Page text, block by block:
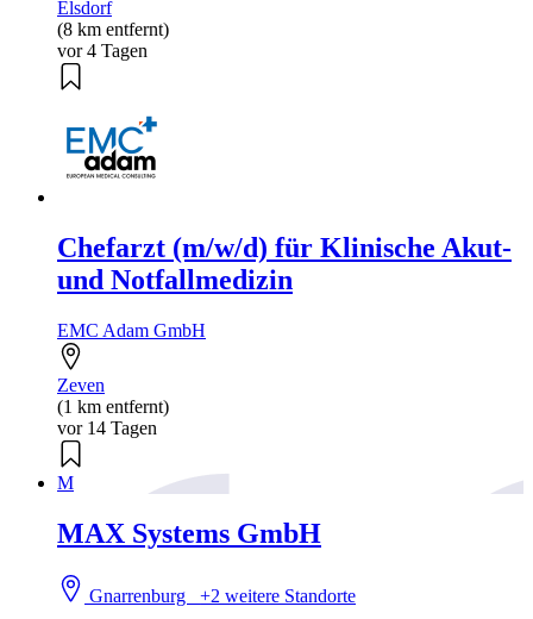
Elsdorf
(8 km entfernt)
vor 4 Tagen
Chefarzt (m/w/d) für Klinische Akut-
und Notfallmedizin
EMC Adam GmbH
Zeven
(1 km entfernt)
vor 14 Tagen
M
MAX Systems GmbH
Gnarrenburg+2 weitere Standorte